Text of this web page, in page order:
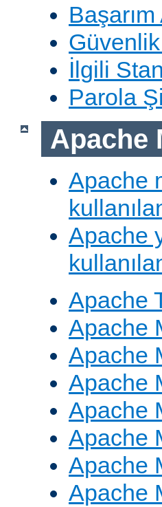
Başarım
İlgili
Parola
Apache
Apache
Apache
Apache
Apache
Apache
Apache
Apache
Apache
Apache
Apache